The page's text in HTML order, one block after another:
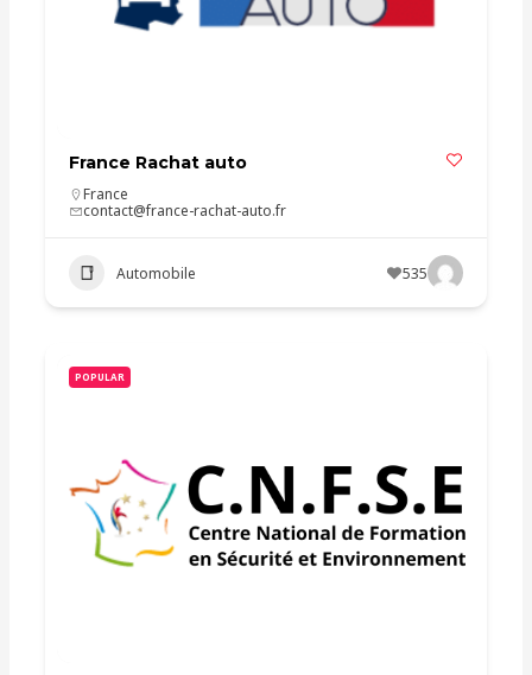
France Rachat auto
France
contact@france-rachat-auto.fr
Automobile 535
POPULAR